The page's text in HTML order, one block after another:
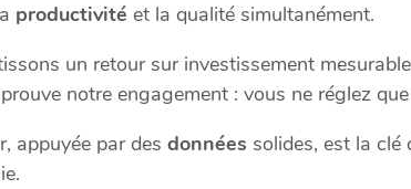
productivité et la qualité simultanément.
un retour sur investissement
notre engagement : vous ne réglez
appuyée par des données solides, est la clé